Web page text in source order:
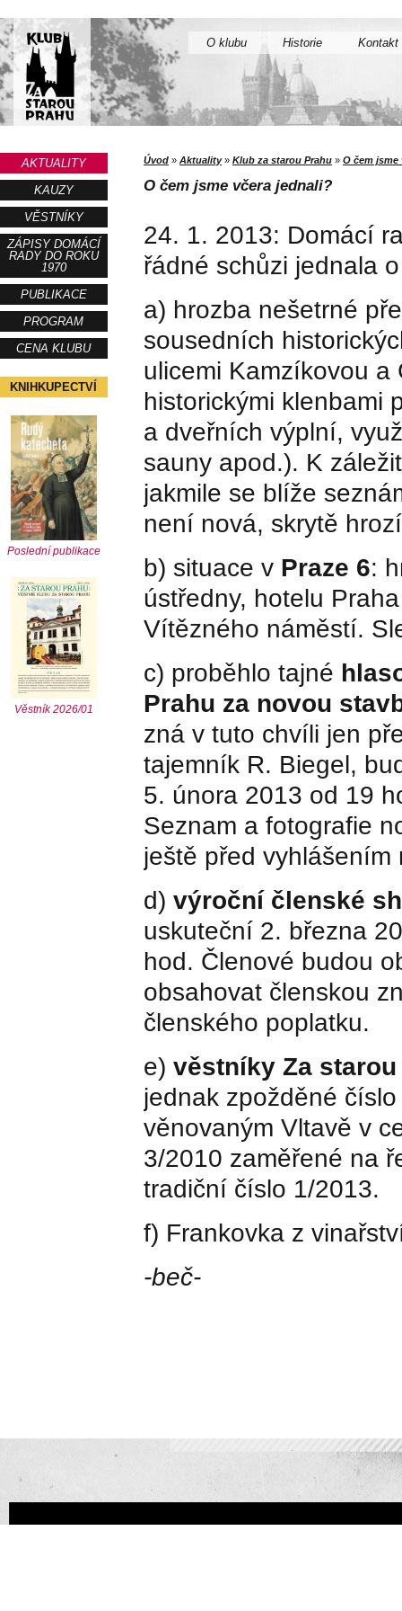
O klubu Historie Kontakt
AKTUALITY
KAUZY
VĚSTNÍKY
ZÁPISY DOMÁCÍ
RADY DO ROKU
1970
PUBLIKACE
PROGRAM
CENA KLUBU
KNIHKUPECTVÍ
Poslední publikace
Věstník 2026/01
Úvod » Aktuality» Klub za starou Prahu » O čem jsme
O čem jsme včera jednali?
24. 1. 2013: Domácí
řádné schůzi jednala
a) hrozba nešetrné
sousedních
ulicemi Kamzíkovou a
historickými klenbami
a dveřních výplní,
sauny apod.). K
jakmile se blíže
není nová, skrytě
b) situace v Praze 6:
ústředny, hotelu
Vítězného náměstí.
c) proběhlo tajné
Prahu za novou
zná v tuto chvíli jen
tajemník R. Biegel,
5. února 2013 od 19
Seznam a fotografie
ještě před vyhlášením
d) výroční členské
uskuteční 2. března
hod. Členové budou
obsahovat členskou
členského poplatku.
e) věstníky Za
jednak zpožděné
věnovaným Vltavě v
3/2010 zaměřené na
tradiční číslo 1/2013.
f) Frankovka z
-beč-